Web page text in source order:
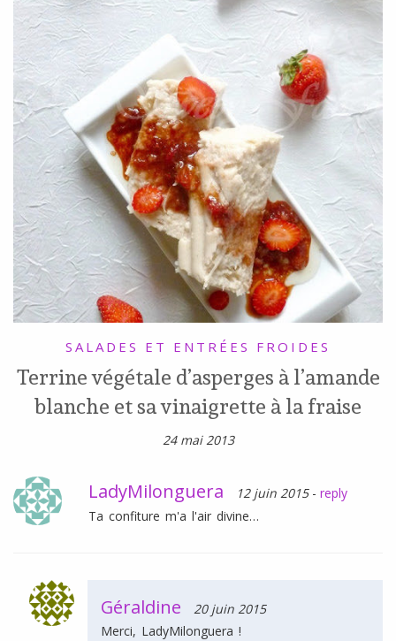
SALADES ET ENTRÉES FROIDES
Terrine végétale d’asperges à l’amande
blanche et sa vinaigrette à la fraise
24 mai 2013
LadyMilonguera 12 juin 2015 - reply
Ta confiture m'a l'air divine…
Géraldine
20 juin 2015
Merci, LadyMilonguera !